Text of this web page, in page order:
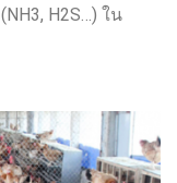
H2S…) ใน